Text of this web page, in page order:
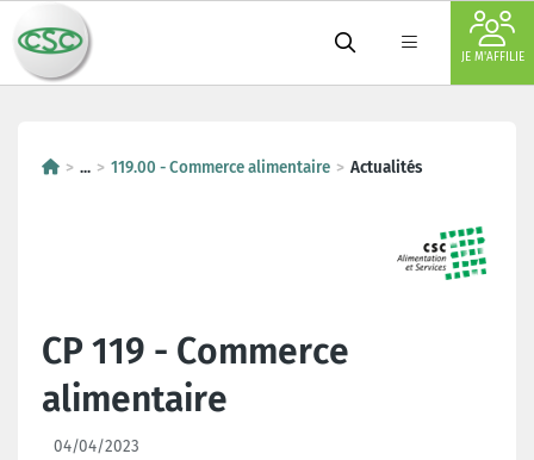
JE M'AFFILIE
... 119.00 - Commerce alimentaire Actualités
CP 119 - Commerce
alimentaire
04/04/2023